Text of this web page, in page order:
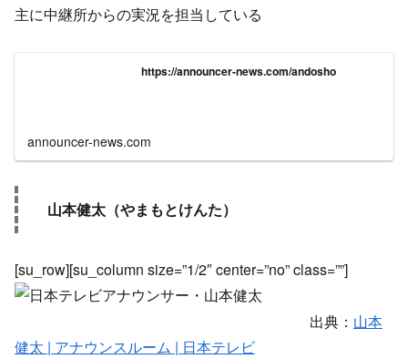
主に中継所からの実況を担当している
https://announcer-news.com/andosho
announcer-news.com
山本健太（やまもとけんた）
[su_row][su_column size=”1/2″ center=”no” class=””]
出典： 山本
健太 | アナウンスルーム | 日本テレビ